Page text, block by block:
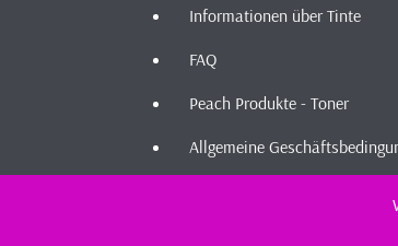
Informationen über Tinte
FAQ
Peach Produkte - Toner
Allgemeine